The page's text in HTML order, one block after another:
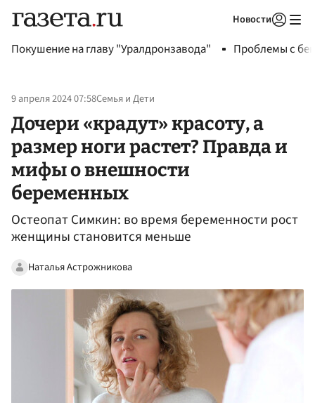
Новости
Покушение на главу "Уралдронзавода" Проблемы с
9 апреля 2024 07:58Семья и Дети
Дочери «крадут» красоту, а
размер ноги растет? Правда и
мифы о внешности
беременных
Остеопат Симкин: во время беременности рост
женщины становится меньше
Наталья Астрожникова